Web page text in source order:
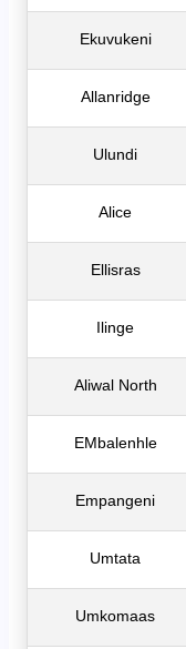
Ekuvukeni
Allanridge
Ulundi
Alice
Ellisras
Ilinge
Aliwal North
EMbalenhle
Empangeni
Umtata
Umkomaas